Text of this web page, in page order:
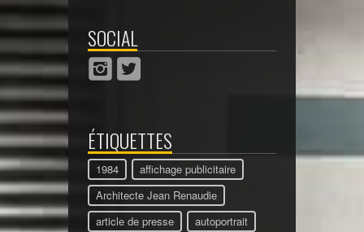
SOCIAL
ÉTIQUETTES
1984
affichage publicitaire
Architecte Jean Renaudie
article de presse
autoportrait